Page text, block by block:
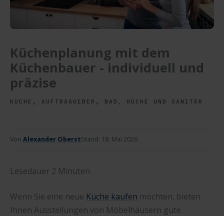
Küchenplanung mit dem
Küchenbauer - individuell und
präzise
KÜCHE , AUFTRAGGEBER , BAD, KÜCHE UND SANITÄR
Von Alexander OberstStand: 18. Mai 2026
Lesedauer 2 Minuten
Wenn Sie eine neue Küche kaufen möchten, bieten
Ihnen Ausstellungen von Möbelhäusern gute